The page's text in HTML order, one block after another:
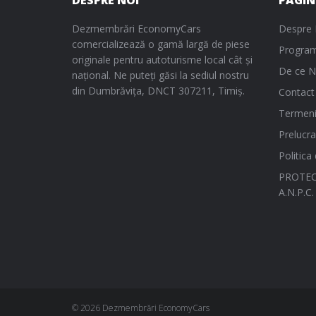
Dezmembrări EconomyCars
comercializează o gamă largă de piese
originale pentru autoturisme local cât și
național. Ne puteți găsi la sediul nostru
din Dumbrăvița, DNCT 307211, Timiș.
Despre
De ce
Contact
Politica
A.N.P.C.
© 2026 Dezmembrări EconomyCars